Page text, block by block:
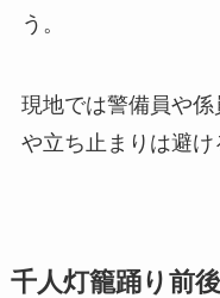
う。
現地では警備員や
や立ち止まりは避け
千人灯籠踊り前